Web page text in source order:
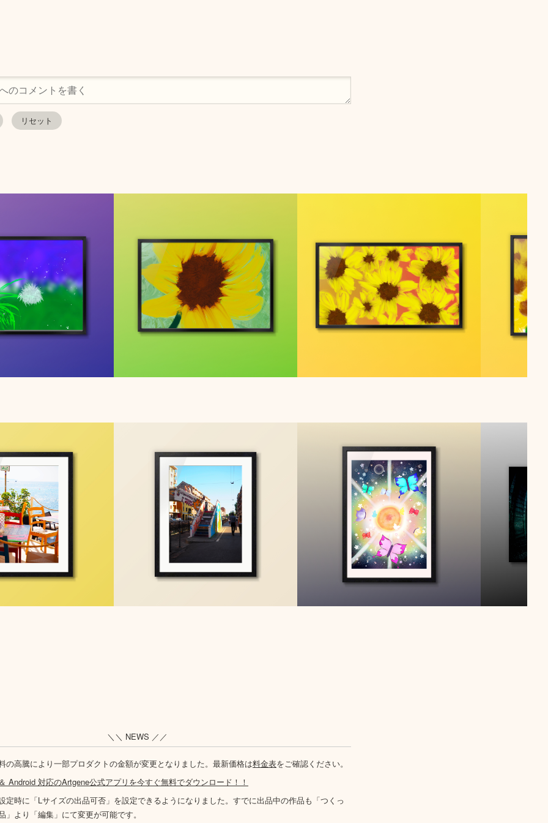
＼＼ NEWS ／／
の高騰により一部プロダクトの金額が変更となりました。最新価格は料金表をご確認ください。
Android 対応のArtgene公式アプリを今すぐ無料でダウンロード！！
定時に「Lサイズの出品可否」を設定できるようになりました。すでに出品中の作品も「つくっ
」より「編集」にて変更が可能です。